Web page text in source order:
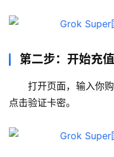
第二步：开始充值
打开页面，输入你
点击验证卡密。